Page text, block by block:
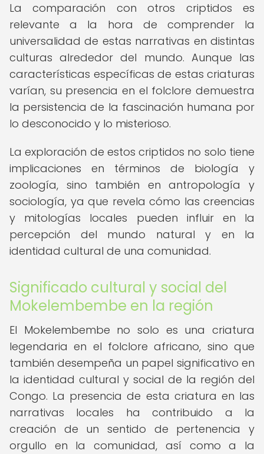
La comparación con otros criptidos es
relevante a la hora de comprender la
universalidad de estas narrativas en distintas
culturas alrededor del mundo. Aunque las
características específicas de estas criaturas
varían, su presencia en el folclore demuestra
la persistencia de la fascinación humana por
lo desconocido y lo misterioso.
La exploración de estos criptidos no solo tiene
implicaciones en términos de biología y
zoología, sino también en antropología y
sociología, ya que revela cómo las creencias
y mitologías locales pueden influir en la
percepción del mundo natural y en la
identidad cultural de una comunidad.
Significado cultural y social del
Mokelembembe en la región
El Mokelembembe no solo es una criatura
legendaria en el folclore africano, sino que
también desempeña un papel significativo en
la identidad cultural y social de la región del
Congo. La presencia de esta criatura en las
narrativas locales ha contribuido a la
creación de un sentido de pertenencia y
orgullo en la comunidad, así como a la